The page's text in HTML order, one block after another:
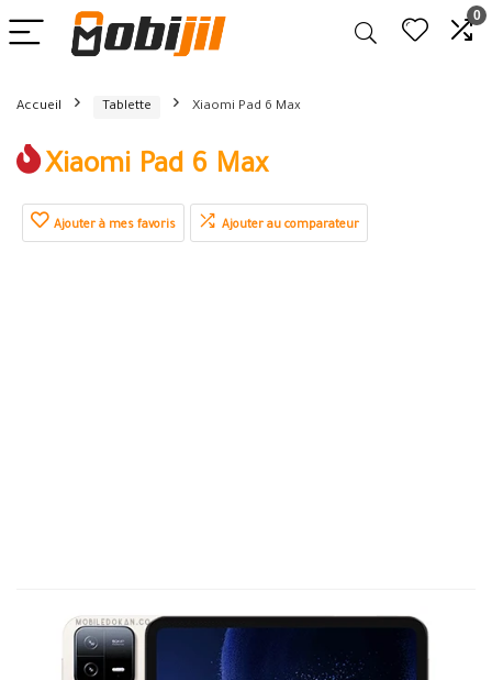
0
Accueil Tablette Xiaomi Pad 6 Max
Xiaomi Pad 6 Max
Ajouter à mes favoris Ajouter au comparateur